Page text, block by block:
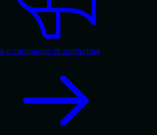
e campagne di marketing